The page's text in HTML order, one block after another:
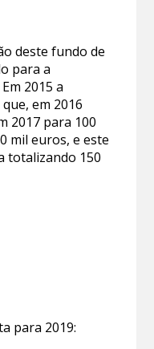
deste fundo de
para a
2015 a
em 2016
2017 para 100
mil euros, e este
totalizando 150
para 2019: